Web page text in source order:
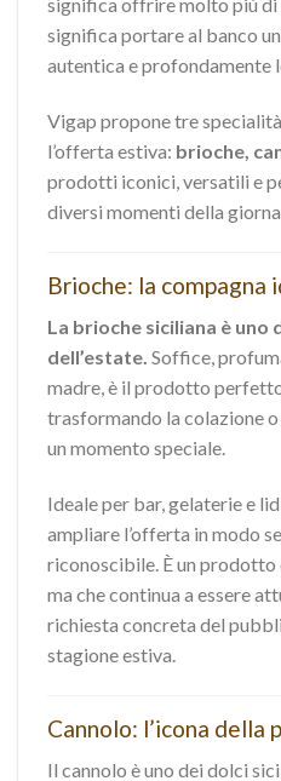
significa portare al banco
autentica e profondamente
Vigap propone tre
l’offerta estiva: brioche,
prodotti iconici, versatili e
diversi momenti della
Brioche: la compagna
La brioche siciliana è uno
dell’estate. Soffice,
madre, è il prodotto
trasformando la colazione
un momento speciale.
Ideale per bar, gelaterie e
ampliare l’offerta in modo
riconoscibile. È un
ma che continua a essere
richiesta concreta del
stagione estiva.
Cannolo: l’icona della
Il cannolo è uno dei dolci